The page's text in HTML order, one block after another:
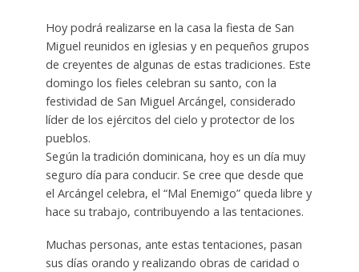
Hoy podrá realizarse en la casa la fiesta de San
Miguel reunidos en iglesias y en pequeños grupos
de creyentes de algunas de estas tradiciones. Este
domingo los fieles celebran su santo, con la
festividad de San Miguel Arcángel, considerado
líder de los ejércitos del cielo y protector de los
pueblos.
Según la tradición dominicana, hoy es un día muy
seguro día para conducir. Se cree que desde que
el Arcángel celebra, el “Mal Enemigo” queda libre y
hace su trabajo, contribuyendo a las tentaciones.
Muchas personas, ante estas tentaciones, pasan
sus días orando y realizando obras de caridad o